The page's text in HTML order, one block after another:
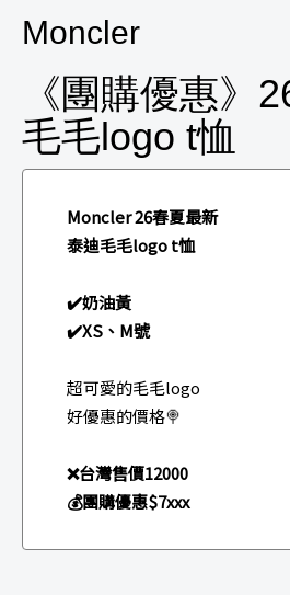
Moncler
《團購優惠》
毛毛logo t恤
Moncler 26春夏最新
泰迪毛毛logo t恤
✔️奶油黃
✔️XS、M號
超可愛的毛毛logo
好優惠的價格🍭
❌台灣售價12000
💰團購優惠$7xxx